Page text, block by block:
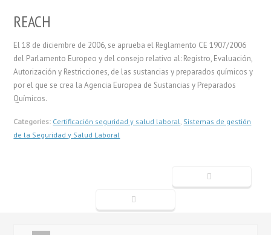
REACH
El 18 de diciembre de 2006, se aprueba el Reglamento CE 1907/2006
del Parlamento Europeo y del consejo relativo al: Registro, Evaluación,
Autorización y Restricciones, de las sustancias y preparados químicos y
por el que se crea la Agencia Europea de Sustancias y Preparados
Químicos.
Categories: Certificación seguridad y salud laboral, Sistemas de gestión
de la Seguridad y Salud Laboral